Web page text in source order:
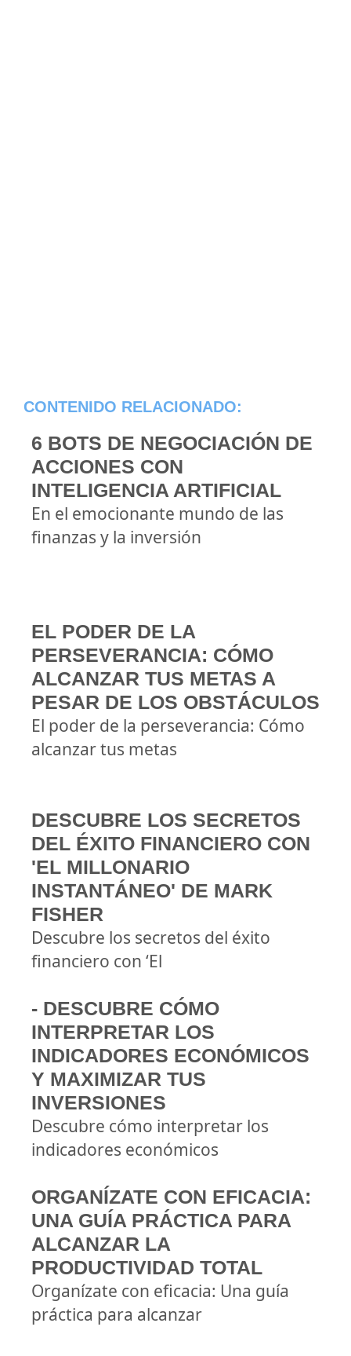
CONTENIDO RELACIONADO:
6 BOTS DE NEGOCIACIÓN DE
ACCIONES CON
INTELIGENCIA ARTIFICIAL
En el emocionante mundo de las
finanzas y la inversión
EL PODER DE LA
PERSEVERANCIA: CÓMO
ALCANZAR TUS METAS A
PESAR DE LOS OBSTÁCULOS
El poder de la perseverancia: Cómo
alcanzar tus metas
DESCUBRE LOS SECRETOS
DEL ÉXITO FINANCIERO CON
'EL MILLONARIO
INSTANTÁNEO' DE MARK
FISHER
Descubre los secretos del éxito
financiero con ‘El
- DESCUBRE CÓMO
INTERPRETAR LOS
INDICADORES ECONÓMICOS
Y MAXIMIZAR TUS
INVERSIONES
Descubre cómo interpretar los
indicadores económicos
ORGANÍZATE CON EFICACIA:
UNA GUÍA PRÁCTICA PARA
ALCANZAR LA
PRODUCTIVIDAD TOTAL
Organízate con eficacia: Una guía
práctica para alcanzar